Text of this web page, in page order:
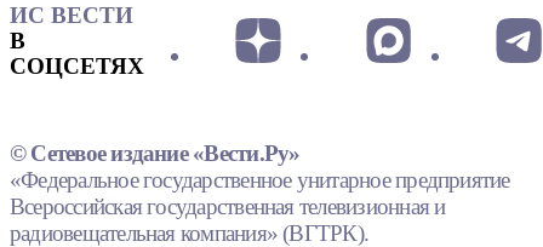
ИС ВЕСТИ
В
СОЦСЕТЯХ
© Сетевое издание «Вести.Ру»
«Федеральное государственное унитарное предприятие
Всероссийская государственная телевизионная и
радиовещательная компания» (ВГТРК).